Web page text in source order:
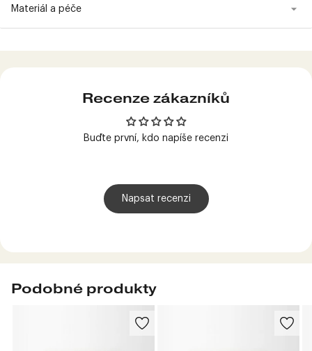
Materiál a péče
Recenze zákazníků
Buďte první, kdo napíše recenzi
Napsat recenzi
Podobné produkty